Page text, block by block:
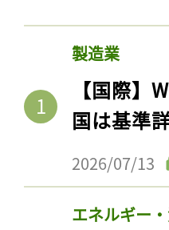
製造業
【国際】
国は基準
2026/07/13
エネルギー